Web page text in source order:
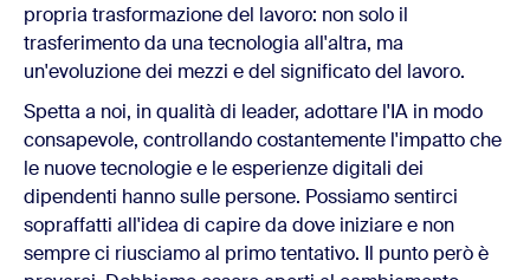
propria trasformazione del lavoro: non solo il
trasferimento da una tecnologia all'altra, ma
un'evoluzione dei mezzi e del significato del lavoro.
Spetta a noi, in qualità di leader, adottare l'IA in modo
consapevole, controllando costantemente l'impatto che
le nuove tecnologie e le esperienze digitali dei
dipendenti hanno sulle persone. Possiamo sentirci
sopraffatti all'idea di capire da dove iniziare e non
sempre ci riusciamo al primo tentativo. Il punto però è